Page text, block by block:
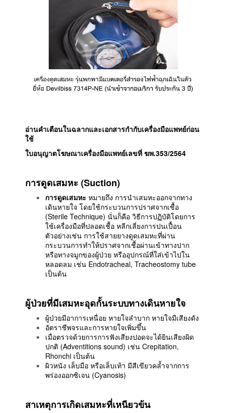
อ่านคำเตือนในฉลากและเอกสารกำกับเครื่องมือแพทย์ก่อน
ใช้
ใบอนุญาตโฆษณาเครื่องมือแพทย์เลขที่ ฆพ.353/2564
การดูดเสมหะ (Suction)
การดูดเสมหะ หมายถึง การนำเสมหะออกจากทาง
เดินหายใจ โดยใช้กระบวนการปราศจากเชื้อ
(Sterile Technique) นั่นก็คือ วิธีการปฏิบัติโดยการ
ใช้เครื่องมือที่ปลอดเชื้อ หลีกเลี่ยงการปนเปื้อน
ตัวอย่างเช่น การใช้สายยางดูดเสมหะที่ผ่าน
กระบวนการทำให้ปราศจากเชื้อผ่านเข้าทางปาก
หรือทางจมูกของผู้ป่วย หรืออุปกรณ์ที่ใส่เข้าไปใน
หลอดลม เช่น Endotracheal, Tracheostomy tube
เป็นต้น
ผู้ป่วยที่มีเสมหะอุดกั้นระบบทางเดินหายใจ
ผู้ป่วยมีอาการเหนื่อย หายใจลำบาก หายใจมีเสียงดัง
อัตราชีพจรและการหายใจเพิ่มขึ้น
เมื่อตรวจด้วยการการฟังเสียงปอดจะได้ยินเสียงผิด
ปกติ (Adventitions sound) เช่น Crepitation,
Rhonchi เป็นต้น
ผิวหนัง เล็บมือ หรือเล็บเท้า มีสีเขียวคล้ำจากการ
พร่องออกซิเจน (Cyanosis)
สาเหตุการเกิดเสมหะที่เหนียวข้น